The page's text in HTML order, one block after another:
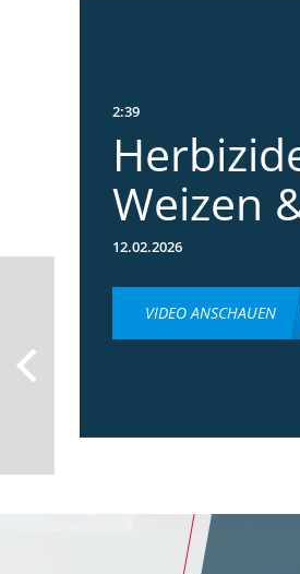
2:39
Weizen
12.02.2026
VIDEO ANSCHAUEN